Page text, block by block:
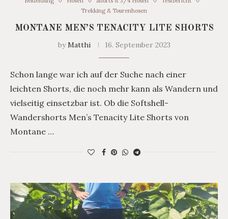
Trekking & Tourenhosen
MONTANE MEN’S TENACITY LITE SHORTS
byMatthi 16. September 2023
Schon lange war ich auf der Suche nach einer
leichten Shorts, die noch mehr kann als Wandern und
vielseitig einsetzbar ist. Ob die Softshell-
Wandershorts Men’s Tenacity Lite Shorts von
Montane …